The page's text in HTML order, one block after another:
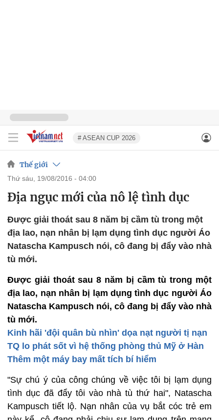
# ASEAN CUP 2026
Thế giới
thứ sáu, 19/08/2016 - 04:00
Địa ngục mới của nô lệ tình dục
Được giải thoát sau 8 năm bị cầm tù trong một
địa lao, nạn nhân bị lạm dụng tình dục người Áo
Natascha Kampusch nói, cô đang bị đẩy vào nhà
tù mới.
Được giải thoát sau 8 năm bị cầm tù trong một
địa lao, nạn nhân bị lạm dụng tình dục người Áo
Natascha Kampusch nói, cô đang bị đẩy vào nhà
tù mới.
Kinh hãi 'đội quân bù nhìn' dọa nạt người tị nạn
TQ lo phát sốt vì hệ thống phòng thủ Mỹ ở Hàn
Thêm một máy bay mất tích bí hiểm
"Sự chú ý của công chúng về việc tôi bị lạm dụng
tình dục đã đẩy tôi vào nhà tù thứ hai", Natascha
Kampusch tiết lộ. Nạn nhân của vụ bắt cóc trẻ em